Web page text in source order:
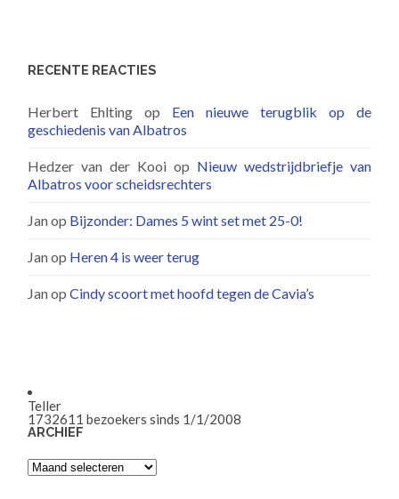
RECENTE REACTIES
Herbert Ehlting op Een nieuwe terugblik op de
geschiedenis van Albatros
Hedzer van der Kooi op Nieuw wedstrijdbriefje van
Albatros voor scheidsrechters
Janop Bijzonder: Dames 5 wint set met 25-0!
Janop Heren 4 is weer terug
JanopCindy scoort met hoofd tegen de Cavia’s
Teller
1732611 bezoekers sinds 1/1/2008
ARCHIEF
Archief